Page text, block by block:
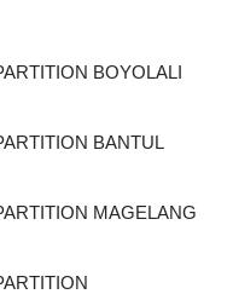
BOYOLALI
BANTUL
MAGELANG